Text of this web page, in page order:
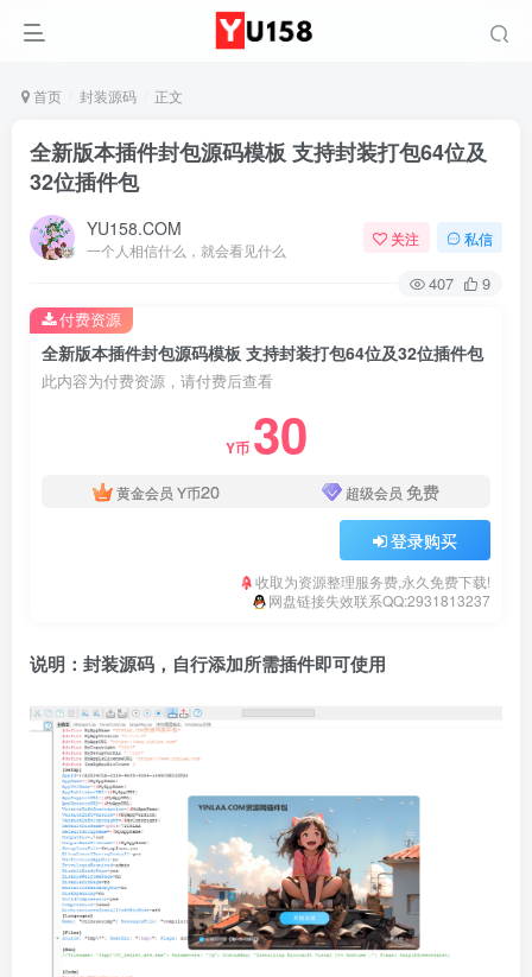
首页 封装源码 正文
全新版本插件封包源码模板 支持封装打包64位及
32位插件包
YU158.COM
一个人相信什么，就会看见什么
关注 私信
407 9
全新版本插件封包源码模板 支持封装打包64位及32位插件包
此内容为付费资源，请付费后查看
Y币 30
黄金会员 Y币20 超级会员 免费
登录购买
收取为资源整理服务费,永久免费下载!
网盘链接失效联系QQ:2931813237
付费资源
说明：封装源码，自行添加所需插件即可使用